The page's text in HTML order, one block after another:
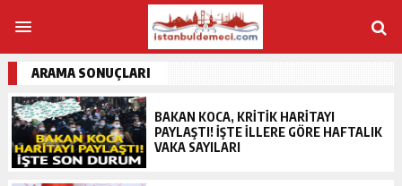
ARAMA SONUÇLARI
BAKAN KOCA, KRITIK HARITAYI
PAYLAŞTI! İŞTE ILLERE GÖRE HAFTALIK
VAKA SAYILARI